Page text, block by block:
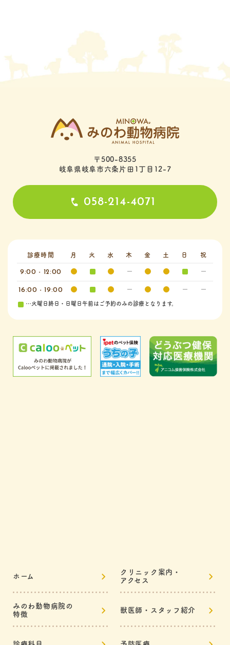
〒500-8355
岐阜県岐阜市六条片田1丁目12-7
058-214-4071
診療時間 月 火 水 木 金 土 日 祝
9:00 - 12:00
16:00 - 19:00
…火曜日終日・日曜日午前はご予約のみの診療となります。
ホーム
クリニック案内・
アクセス
みのわ動物病院の
特徴
獣医師・スタッフ紹介